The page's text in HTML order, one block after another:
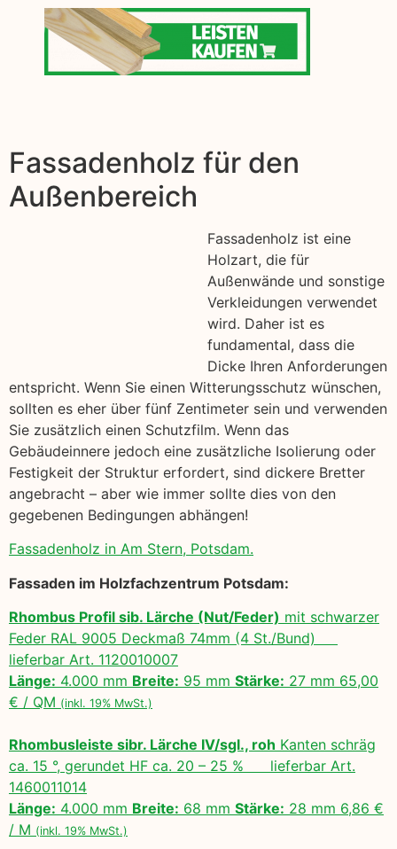
Fassadenholz für den
Außenbereich
Fassadenholz ist eine
Holzart, die für
Außenwände und sonstige
Verkleidungen verwendet
wird. Daher ist es
fundamental, dass die
Dicke Ihren Anforderungen
entspricht. Wenn Sie einen Witterungsschutz wünschen,
sollten es eher über fünf Zentimeter sein und verwenden
Sie zusätzlich einen Schutzfilm. Wenn das
Gebäudeinnere jedoch eine zusätzliche Isolierung oder
Festigkeit der Struktur erfordert, sind dickere Bretter
angebracht – aber wie immer sollte dies von den
gegebenen Bedingungen abhängen!
Fassadenholz in Am Stern, Potsdam.
Fassaden im Holzfachzentrum Potsdam:
Rhombus Profil sib. Lärche (Nut/Feder) mit schwarzer
Feder RAL 9005 Deckmaß 74mm (4 St./Bund)
lieferbar Art. 1120010007
Länge: 4.000 mm Breite: 95 mm Stärke: 27 mm 65,00
€ / QM (inkl. 19% MwSt.)
Rhombusleiste sibr. Lärche IV/sgl., roh Kanten schräg
ca. 15 °, gerundet HF ca. 20 – 25 % lieferbar Art.
1460011014
Länge: 4.000 mm Breite: 68 mm Stärke: 28 mm 6,86 €
/ M (inkl. 19% MwSt.)